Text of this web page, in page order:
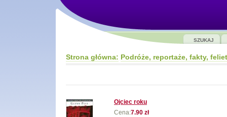
SZUKAJ
Strona główna: Podróże, reportaże, fakty,
Ojciec roku
Cena:7.90 zł